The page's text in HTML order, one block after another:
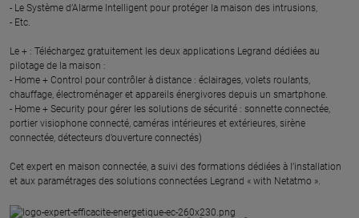
- Le Système d’Alarme Intelligent pour protéger la maison des intrusions,
- Etc.
Le + : Téléchargez gratuitement les deux applications Legrand dédiées au
pilotage de la maison :
- Home + Control pour contrôler à distance : éclairages, volets roulants,
chauffage, électroménager et appareils énergivores depuis un smartphone.
- Home + Security pour gérer les solutions de sécurité : sonnette connectée,
portier visiophone connecté, caméras intérieures et extérieures, sirène
connectée, détecteurs d’ouverture connectés)
Cet expert en maison connectée, a suivi des formations dédiées à l’installation
et aux paramétrages des solutions connectées Legrand « with Netatmo ».